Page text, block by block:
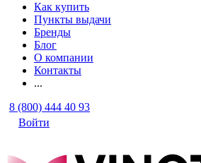
Как купить
Пункты выдачи
Бренды
Блог
О компании
Контакты
...
8 (800) 444 40 93
Войти